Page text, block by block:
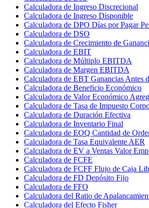
Calculadora de Ingreso Discrecional
Calculadora de Ingreso Disponible
Calculadora de DPO Días por Pagar
Calculadora de DSO
Calculadora de Crecimiento de
Calculadora de EBIT
Calculadora de Múltiplo EBITDA
Calculadora de Margen EBITDA
Calculadora de EBT Ganancias Antes
Calculadora de Beneficio Económico
Calculadora de Valor Económico
Calculadora de Tasa de Impuesto
Calculadora de Duración Efectiva
Calculadora de Inventario Final
Calculadora de EOQ Cantidad de
Calculadora de Tasa Equivalente AER
Calculadora de EV a Ventas Valor
Calculadora de FCFE
Calculadora de FCFF Flujo de Caja
Calculadora de FD Depósito Fijo
Calculadora de FFO
Calculadora del Ratio de
Calculadora del Efecto Fisher